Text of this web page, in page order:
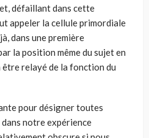
défaillant dans cette
appeler la cellule pri­mordiale
dans une première
la position même du sujet en
relayé de la fonction du
pour désigner toutes
notre expérience